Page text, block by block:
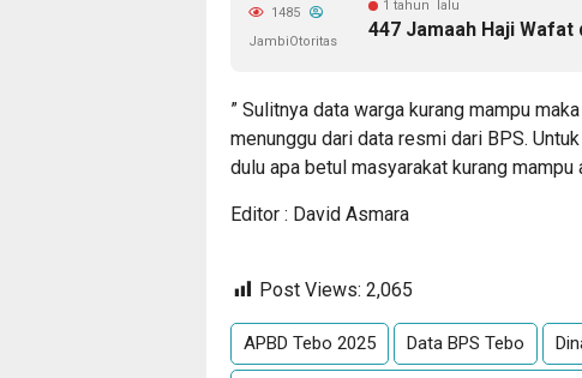
1 tahun lalu
447 Jamaah Haji
1485
JambiOtoritas
” Sulitnya data warga kurang mampu
menunggu dari data resmi dari BPS.
dulu apa betul masyarakat kurang mampu
Editor : David Asmara
Post Views: 2,065
APBD Tebo 2025 Data BPS Tebo